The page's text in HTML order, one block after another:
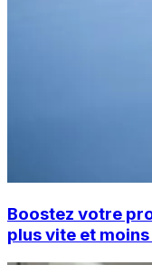
Boostez votre
plus vite et